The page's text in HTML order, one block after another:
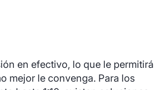
en efectivo, lo que le permitirá
mejor le convenga. Para los